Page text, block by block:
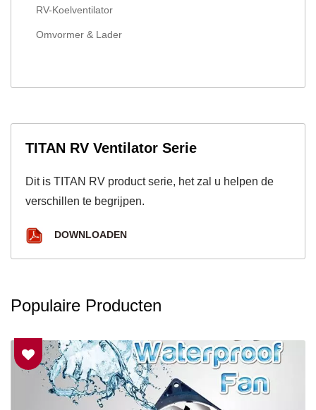
RV-Koelventilator
Omvormer & Lader
TITAN RV Ventilator Serie
Dit is TITAN RV product serie, het zal u helpen de
verschillen te begrijpen.
DOWNLOADEN
Populaire Producten